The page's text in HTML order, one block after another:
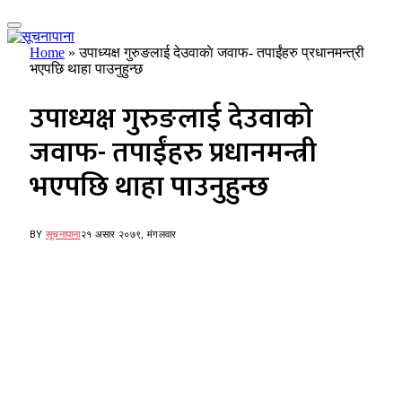
Home »उपाध्यक्ष गुरुङलाई देउवाकाे जवाफ- तपाईंहरु प्रधानमन्त्री
भएपछि थाहा पाउनुहुन्छ
उपाध्यक्ष गुरुङलाई देउवाकाे
जवाफ- तपाईंहरु प्रधानमन्त्री
भएपछि थाहा पाउनुहुन्छ
BY सूचनापाना२१ असार २०७९, मंगलवार